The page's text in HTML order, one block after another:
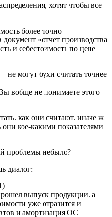
хотят чтобы все
более точно
«отчет производства
и себестоимость по цене
могут бухи считать точнее
вобще не понимаете этого
как они считают. иначе ж
кое-какими показателями
проблемы небыло?
диалог:
выпуск продукции. а
уже отразится и
и амортизация ОС